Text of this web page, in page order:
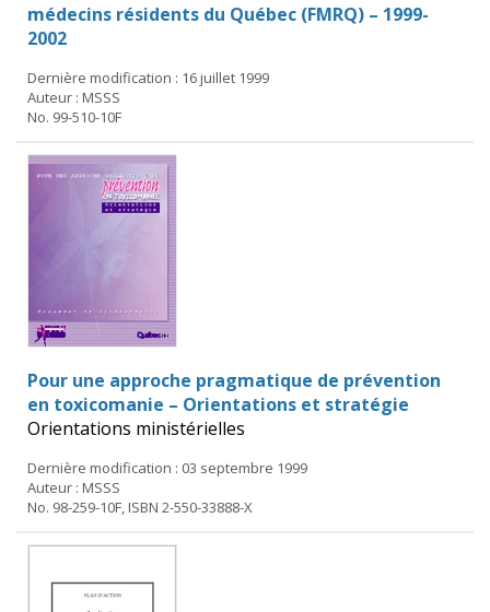
médecins résidents du Québec (FMRQ) – 1999-
2002
Dernière modification : 16 juillet 1999
Auteur : MSSS
No. 99-510-10F
Pour une approche pragmatique de prévention
en toxicomanie – Orientations et stratégie
Orientations ministérielles
Dernière modification : 03 septembre 1999
Auteur : MSSS
No. 98-259-10F, ISBN 2-550-33888-X